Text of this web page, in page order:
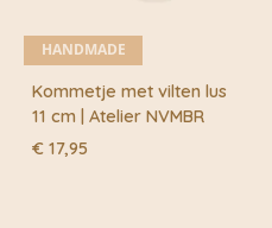
HANDMADE
Kommetje met vilten lus
11 cm | Atelier NVMBR
€ 17,95